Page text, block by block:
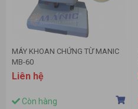
MÁY KHOAN CHỨNG TỪ MANIC
MB-60
Liên hệ
Còn hàng